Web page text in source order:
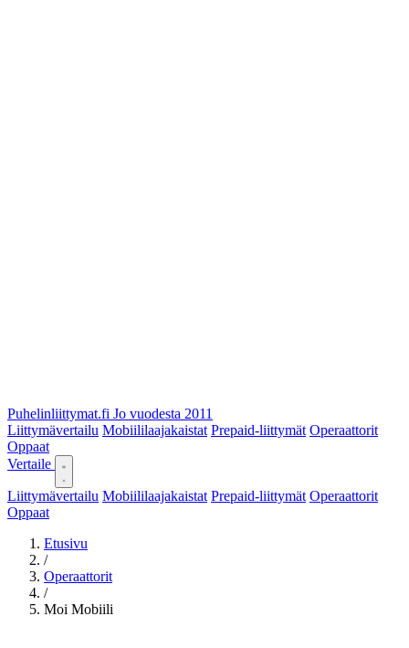
Puhelinliittymat.fi Jo vuodesta 2011
Liittymävertailu Mobiililaajakaistat Prepaid-liittymät Operaattorit
Oppaat
Vertaile
Liittymävertailu Mobiililaajakaistat Prepaid-liittymät Operaattorit
Oppaat
Etusivu
/
Operaattorit
/
Moi Mobiili